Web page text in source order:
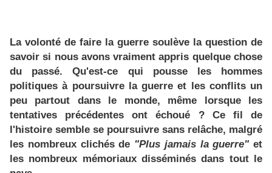
La volonté de faire la guerre soulève la question de
savoir si nous avons vraiment appris quelque chose
du passé. Qu'est-ce qui pousse les hommes
politiques à poursuivre la guerre et les conflits un
peu partout dans le monde, même lorsque les
tentatives précédentes ont échoué ? Ce fil de
l'histoire semble se poursuivre sans relâche, malgré
les nombreux clichés de "Plus jamais la guerre" et
les nombreux mémoriaux disséminés dans tout le